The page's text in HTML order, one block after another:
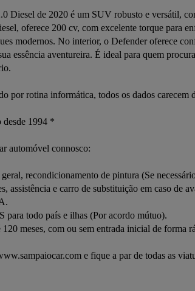
Diesel de 2020 é um SUV robusto e versátil,
oferece 200 cv, com excelente torque para
modernos. No interior, o Defender oferece
essência aventureira. É ideal para quem
por rotina informática, todos os dados
desde 1994 *
automóvel connosco:
recondicionamento de pintura (Se
assistência e carro de substituição em caso de
todo país e ilhas (Por acordo mútuo).
meses, com ou sem entrada inicial de forma
e fique a par de todas as